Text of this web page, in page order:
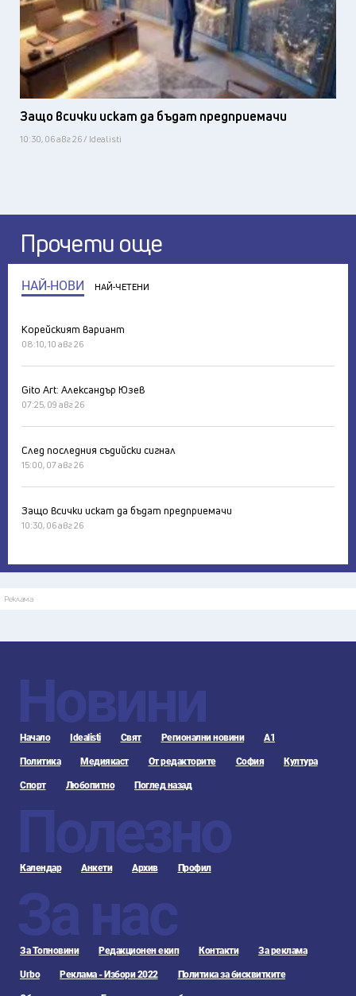
Защо всички искат да бъдат предприемачи
10:30, 06 авг 26 / Idealisti
Прочети още
НАЙ-НОВИ НАЙ-ЧЕТЕНИ
Корейският вариант
08:10, 10 авг 26
Gito Art: Александър Юзев
07:25, 09 авг 26
След последния съдийски сигнал
15:00, 07 авг 26
Защо всички искат да бъдат предприемачи
10:30, 06 авг 26
Реклама
Новини
Начало Idealisti Свят Регионални новини А1
Политика Медиякаст От редакторите София Култура
Спорт Любопитно Поглед назад
Полезно
Календар Анкети Архив Профил
За нас
За Топновини Редакционен екип Контакти За реклама
Urbo Реклама - Избори 2022 Политика за бисквитките